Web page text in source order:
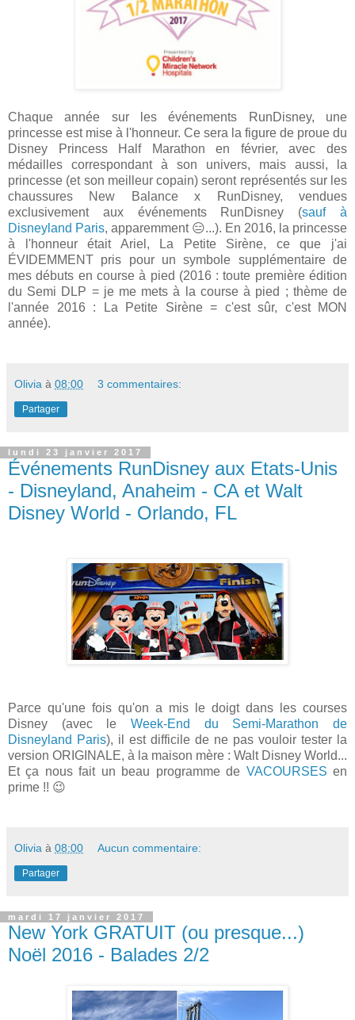
Chaque année sur les événements RunDisney, une
princesse est mise à l'honneur. Ce sera la figure de proue du
Disney Princess Half Marathon en février, avec des
médailles correspondant à son univers, mais aussi, la
princesse (et son meilleur copain) seront représentés sur les
chaussures New Balance x RunDisney, vendues
exclusivement aux événements RunDisney (sauf à
Disneyland Paris, apparemment 😑...). En 2016, la princesse
à l'honneur était Ariel, La Petite Sirène, ce que j'ai
ÉVIDEMMENT pris pour un symbole supplémentaire de
mes débuts en course à pied (2016 : toute première édition
du Semi DLP = je me mets à la course à pied ; thème de
l'année 2016 : La Petite Sirène = c'est sûr, c'est MON
année).
Olivia à 08:00 3 commentaires:
Partager
lundi 23 janvier 2017
Événements RunDisney aux Etats-Unis
- Disneyland, Anaheim - CA et Walt
Disney World - Orlando, FL
Parce qu'une fois qu'on a mis le doigt dans les courses
Disney (avec le Week-End du Semi-Marathon de
Disneyland Paris), il est difficile de ne pas vouloir tester la
version ORIGINALE, à la maison mère : Walt Disney World...
Et ça nous fait un beau programme de VACOURSES en
prime !! 😉
Olivia à 08:00 Aucun commentaire:
Partager
mardi 17 janvier 2017
New York GRATUIT (ou presque...)
Noël 2016 - Balades 2/2